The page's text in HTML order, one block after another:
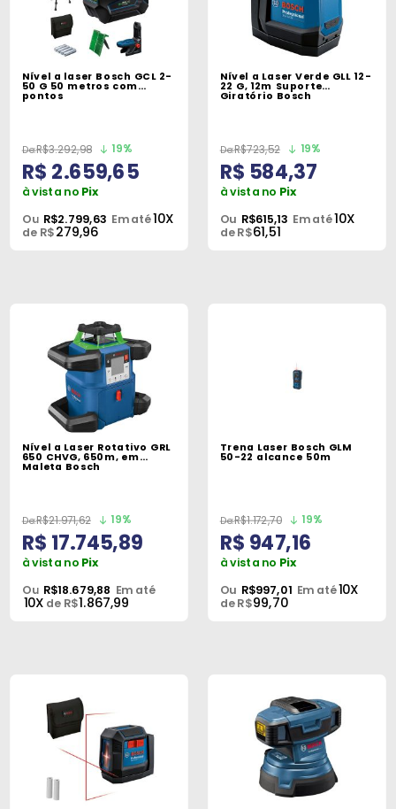
Nível a laser Bosch GCL 2-
50 G 50 metros com
pontos
R$3.292,98 19%
R$ 2.659,65
à vista no Pix
Ou R$2.799,63 Em até10X
de R$279,96
Nível a Laser Verde GLL 12-
22 G, 12m Suporte
Giratório Bosch
R$723,52 19%
R$ 584,37
à vista no Pix
Ou R$615,13 Em até10X
de R$61,51
Nível a Laser Rotativo GRL
650 CHVG, 650m, em
Maleta Bosch
R$21.971,62 19%
R$ 17.745,89
à vista no Pix
Ou R$18.679,88 Em até
10X de R$1.867,99
Trena Laser Bosch GLM
50-22 alcance 50m
R$1.172,70 19%
R$ 947,16
à vista no Pix
Ou R$997,01 Em até10X
de R$99,70